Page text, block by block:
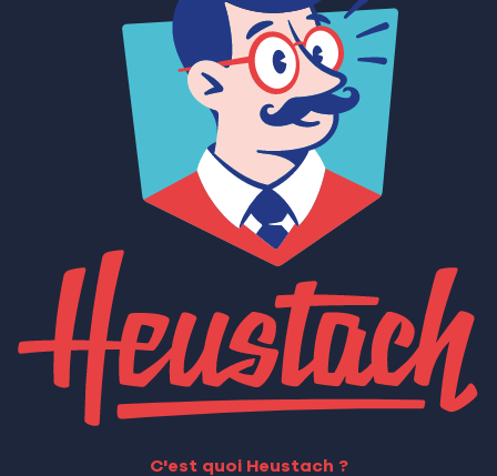
C'est quoi Heustach ?